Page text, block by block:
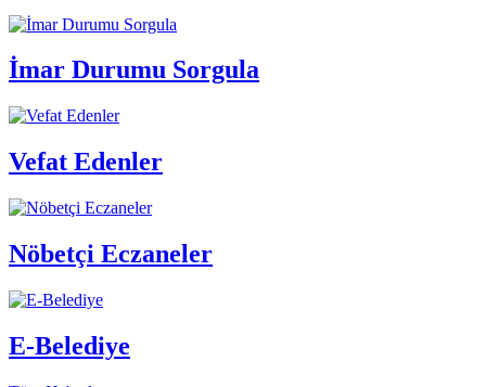
İmar Durumu Sorgula
Vefat Edenler
Nöbetçi Eczaneler
E-Belediye